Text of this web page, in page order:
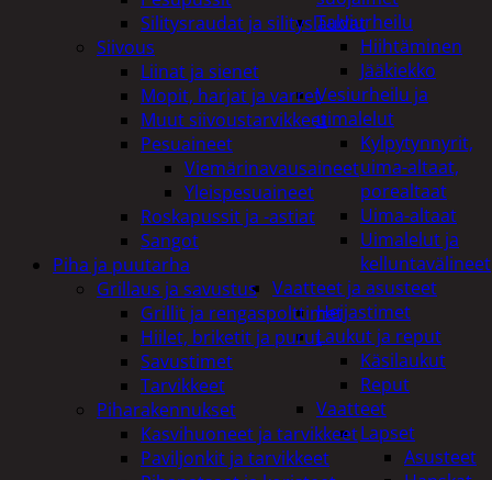
Talviurheilu
Hiihtäminen
Jääkiekko
Vesiurheilu ja
uimalelut
Kylpytynnyrit,
uima-altaat,
porealtaat
Uima-altaat
Uimalelut ja
kelluntavälineet
Vaatteet ja asusteet
Heijastimet
Laukut ja reput
Käsilaukut
Reput
Vaatteet
Lapset
Asusteet
Silitysraudat ja silityslaudat
Siivous
Liinat ja sienet
Mopit, harjat ja varret
Muut siivoustarvikkeet
Pesuaineet
Viemärinavausaineet
Yleispesuaineet
Roskapussit ja -astiat
Sangot
Piha ja puutarha
Grillaus ja savustus
Grillit ja rengaspolttimet
Hiilet, briketit ja purut
Savustimet
Tarvikkeet
Piharakennukset
Kasvihuoneet ja tarvikkeet
Paviljonkit ja tarvikkeet